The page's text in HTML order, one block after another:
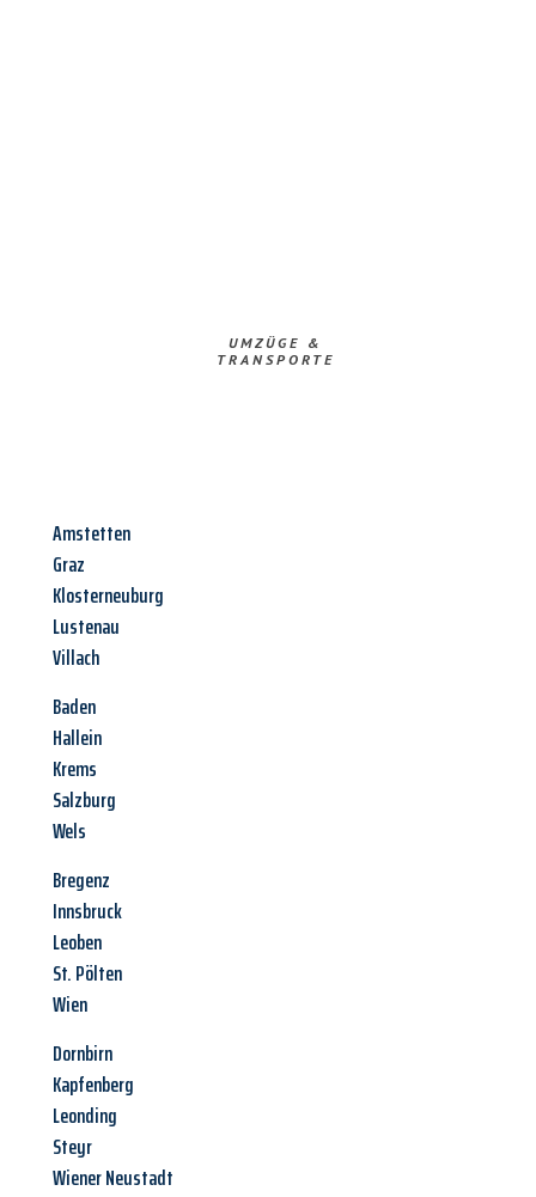
UMZÜGE &
TRANSPORTE
Amstetten
Graz
Klosterneuburg
Lustenau
Villach
Baden
Hallein
Krems
Salzburg
Wels
Bregenz
Innsbruck
Leoben
St. Pölten
Wien
Dornbirn
Kapfenberg
Leonding
Steyr
Wiener Neustadt